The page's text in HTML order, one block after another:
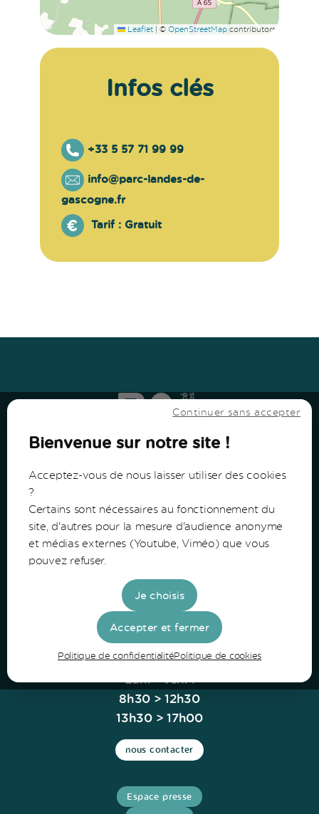
Leaflet | © OpenStreetMap contributors
Infos clés
+33 5 57 71 99 99
info@parc-landes-de-
gascogne.fr
Tarif : Gratuit
Communauté de Communes du Bazadais
Lieu-Dit Coucut
33430 Bazas
Tel: 05 56 25 28 81
Horaires
Lun. - Ven. :
8h30 > 12h30
13h30 > 17h00
nous contacter
Espace presse
Continuer sans accepter
Bienvenue sur notre site !
Acceptez-vous de nous laisser utiliser des cookies
?
Certains sont nécessaires au fonctionnement du
site, d'autres pour la mesure d'audience anonyme
et médias externes (Youtube, Viméo) que vous
pouvez refuser.
Je choisis
Accepter et fermer
Politique de confidentialitéPolitique de cookies